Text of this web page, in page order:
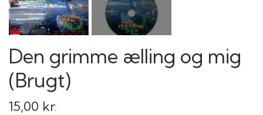
Den grimme ælling og mig
(Brugt)
15,00 kr.